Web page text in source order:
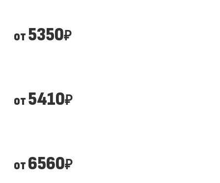
от5350₽
от5410₽
от6560₽